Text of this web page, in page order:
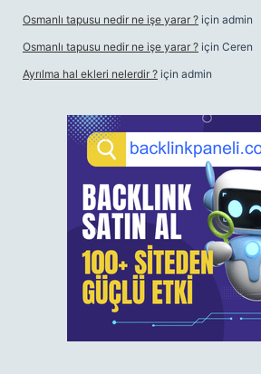
Osmanlı tapusu nedir ne işe yarar ? için admin
Osmanlı tapusu nedir ne işe yarar ? için Ceren
Ayrılma hal ekleri nelerdir ? için admin